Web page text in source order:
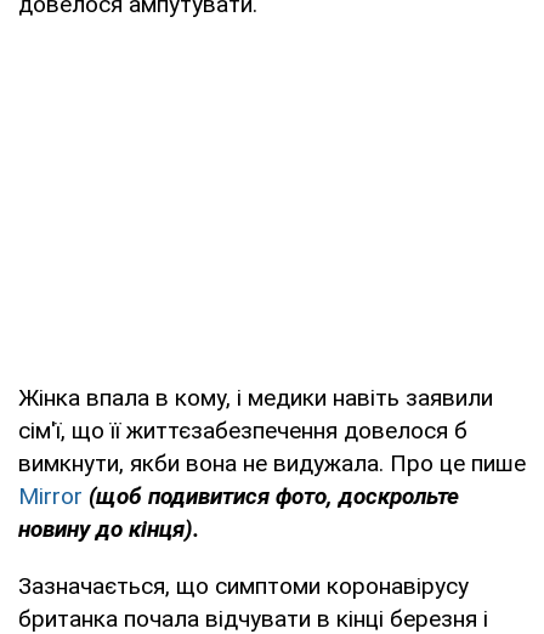
Жінка впала в кому, і медики навіть заявили
сім'ї, що її життєзабезпечення довелося б
вимкнути, якби вона не видужала. Про це пише
Mirror (щоб подивитися фото, доскрольте
новину до кінця).
Зазначається, що симптоми коронавірусу
британка почала відчувати в кінці березня і